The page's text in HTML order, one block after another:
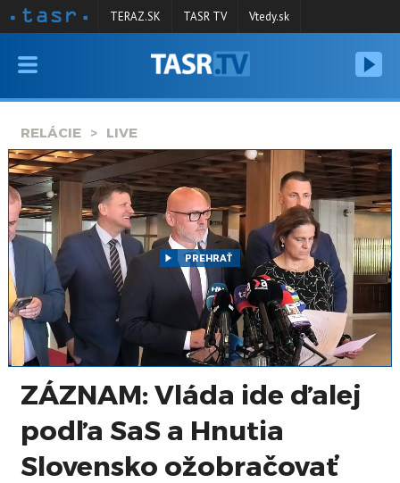
VYSIELANIE
SPRAVODAJSTVO
KONTAKT
ARCHÍV
TERAZ.SK TASR TV Vtedy.sk
RELÁCIE LIVE
PREHRAŤ
ZÁZNAM: Vláda ide ďalej
podľa SaS a Hnutia
Slovensko ožobračovať